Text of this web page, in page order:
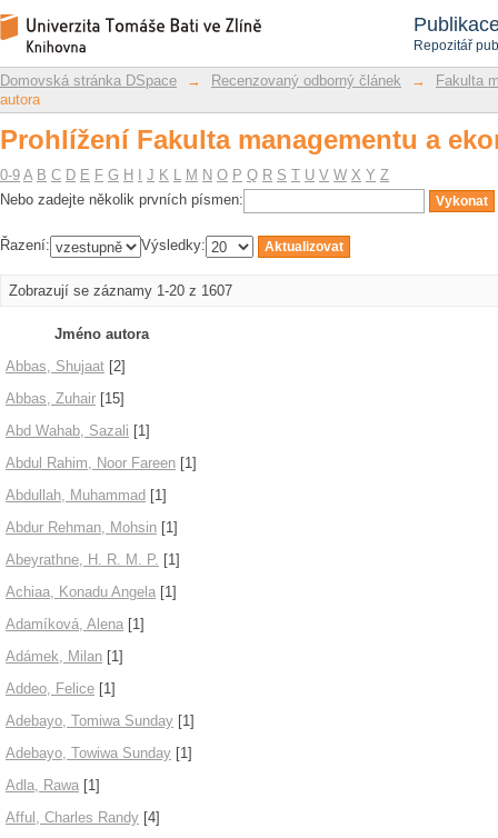
Repozitář
Prohlížení Fakulta managementu a
Repozitář DSpace/Manakin
Domovská stránka DSpace → Recenzovaný odborný článek →
Fakulta
autora
Prohlížení Fakulta managementu a
0-9 A B C D E F G H J K L M N O P Q R S T U V W X Y Z
Nebo zadejte několik prvních písmen:
Řazení: Výsledky:
Zobrazují se záznamy 1-20 z 1607
Jméno autora
Abbas, Shujaat [2]
Abbas, Zuhair [15]
Abd Wahab, Sazali [1]
Abdul Rahim, Noor Fareen [1]
Abdullah, Muhammad [1]
Abdur Rehman, Mohsin [1]
Abeyrathne, H. R. M. P. [1]
Achiaa, Konadu Angela [1]
Adamíková, Alena [1]
Adámek, Milan [1]
Addeo, Felice [1]
Adebayo, Tomiwa Sunday [1]
Adebayo, Towiwa Sunday [1]
Adla, Rawa [1]
Afful, Charles Randy [4]